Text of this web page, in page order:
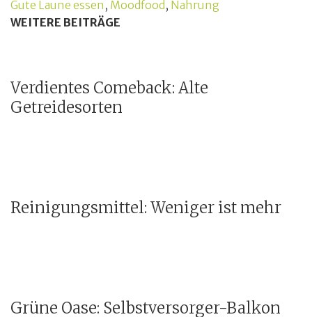
Gute Laune essen , Moodfood , Nahrung
WEITERE BEITRÄGE
Verdientes Comeback: Alte
Getreidesorten
Reinigungsmittel: Weniger ist mehr
Grüne Oase: Selbstversorger-Balkon